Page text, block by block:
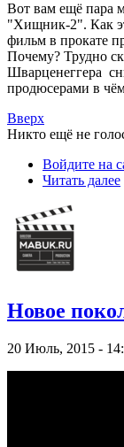
Вот вам ещё пара
"Хищник-2". Как
фильм в прокате
Почему? Трудно
Шварценеггера
продюсерами в
Вверх
Никто ещё не
Войдите на
Читать далее
Новое
20 Июль, 2015 -